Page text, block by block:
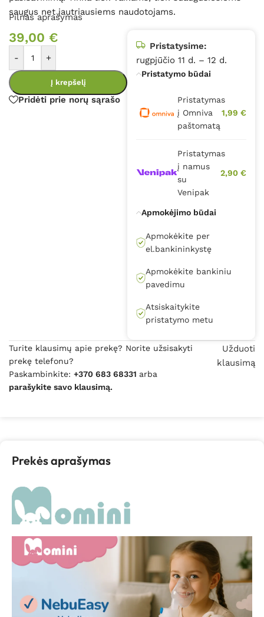
saugus net jautriausiems naudotojams.
Pilnas aprašymas
39,00 €
- +
Į krepšelį
Pridėti prie norų sąrašo
Pristatysime:
rugpjūčio 11 d. – 12 d.
Pristatymo būdai
Pristatymas
į Omniva
paštomatą
1,99 €
Pristatymas
į namus
su
Venipak
2,90 €
Apmokėjimo būdai
Apmokėkite per
el.bankininkystę
Apmokėkite bankiniu
pavedimu
Atsiskaitykite
pristatymo metu
Turite klausimų apie prekę? Norite užsisakyti
prekę telefonu?
Paskambinkite: +370 683 68331 arba
parašykite savo klausimą.
Užduoti
klausimą
Prekės aprašymas